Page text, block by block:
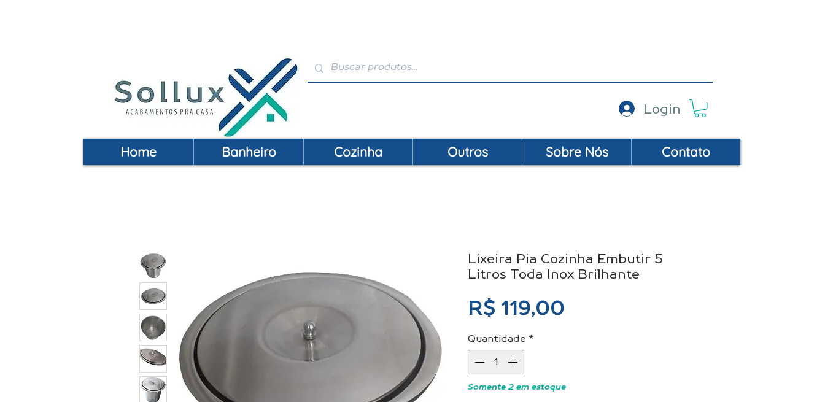
Login
Home Banheiro Cozinha Outros Sobre Nós Contato
Lixeira Pia Cozinha Embutir 5
Litros Toda Inox Brilhante
R$ 119,00
Quantidade *
Somente 2 em estoque